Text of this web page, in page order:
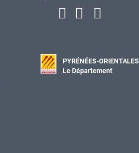
PYRÉNÉES-ORIENTALES
Le Département